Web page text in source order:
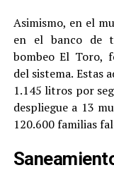
Asimismo, en el
en el banco de
bombeo El Toro,
del sistema. Estas
1.145 litros por
despliegue a 13
120.600 familias